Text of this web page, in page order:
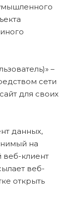
–
сети
для своих
данных,
на
веб-клиент
веб-
открыть